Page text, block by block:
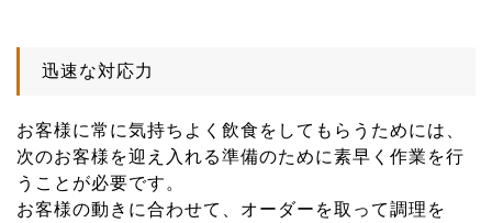
迅速な対応力
お客様に常に気持ちよく飲食をしてもらうためには、
次のお客様を迎え入れる準備のために素早く作業を行
うことが必要です。
お客様の動きに合わせて、オーダーを取って調理を